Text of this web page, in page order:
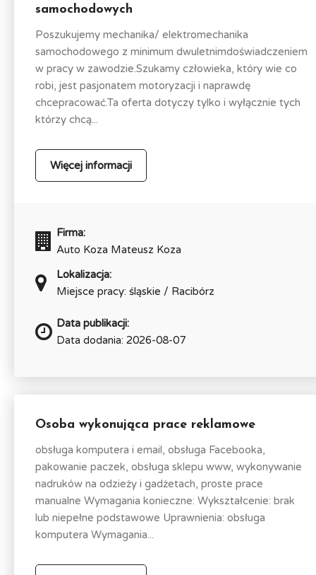
samochodowych
Poszukujemy mechanika/ elektromechanika
samochodowego z minimum dwuletnimdoświadczeniem
w pracy w zawodzie.Szukamy człowieka, który wie co
robi, jest pasjonatem motoryzacji i naprawdę
chcepracować.Ta oferta dotyczy tylko i wyłącznie tych
którzy chcą...
Więcej informacji
Firma:
Auto Koza Mateusz Koza
Lokalizacja:
Miejsce pracy: śląskie / Racibórz
Data publikacji:
Data dodania: 2026-08-07
Osoba wykonująca prace reklamowe
obsługa komputera i email, obsługa Facebooka,
pakowanie paczek, obsługa sklepu www, wykonywanie
nadruków na odzieży i gadżetach, proste prace
manualne Wymagania konieczne: Wykształcenie: brak
lub niepełne podstawowe Uprawnienia: obsługa
komputera Wymagania...